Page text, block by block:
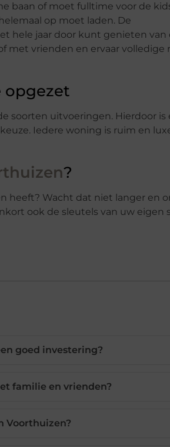
baan of moet fulltime voor de
op moet laden. De
hele jaar door kunt genieten van
met vrienden en ervaar volledige
opgezet
soorten uitvoeringen. Hierdoor is
Iedere woning is ruim en
?
heeft? Wacht dat niet langer en
ook de sleutels van uw eigen
goed investering?
familie en vrienden?
Voorthuizen?